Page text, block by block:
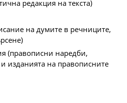
редакция на текста)
на думите в речниците,
(правописни наредби,
изданията на правописните